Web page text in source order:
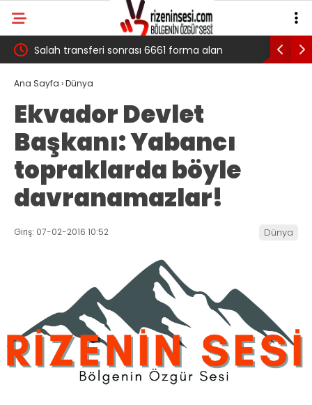
Salah transferi sonrası 6661 forma alan
belediye başkanına ‘Kimin parasıyla’ sorusu
Pazarlı
Ana Sayfa ›Dünya
Ekvador Devlet
Başkanı: Yabancı
topraklarda böyle
davranamazlar!
Giriş: 07-02-2016 10:52 Dünya